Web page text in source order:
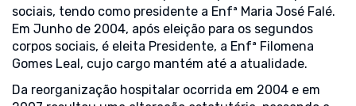
sociais, tendo como presidente a Enfª Maria José Falé.
Em Junho de 2004, após eleição para os segundos
corpos sociais, é eleita Presidente, a Enfª Filomena
Gomes Leal, cujo cargo mantém até a atualidade.
Da reorganização hospitalar ocorrida em 2004 e em